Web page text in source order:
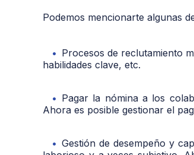
Podemos mencionarte algunas
Procesos de reclutamiento
habilidades clave, etc.
Pagar la nómina a los
Ahora es posible gestionar el
Gestión de desempeño y